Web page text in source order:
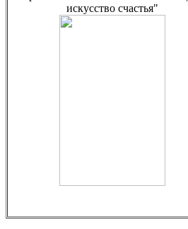
искусство счастья"